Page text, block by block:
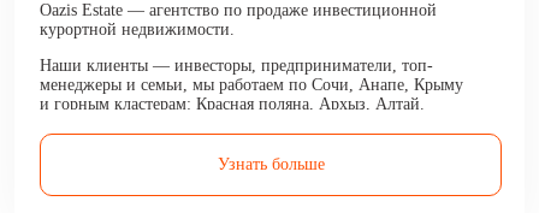
Oazis Estate — агентство по продаже инвестиционной
курортной недвижимости.
Наши клиенты — инвесторы, предприниматели, топ-
менеджеры и семьи, мы работаем по Сочи, Анапе, Крыму
и горным кластерам: Красная поляна, Архыз, Алтай.
и доход.
Узнать больше